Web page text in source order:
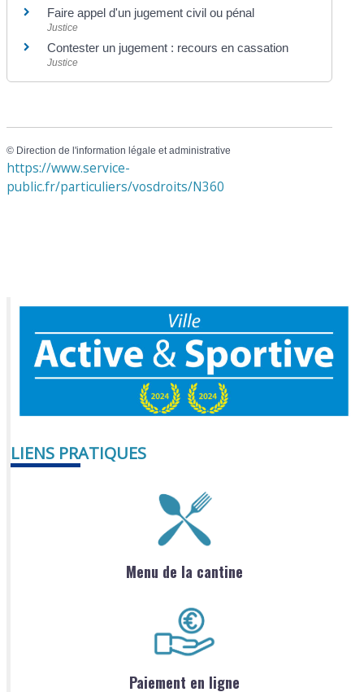
Faire appel d'un jugement civil ou pénal
Justice
Contester un jugement : recours en cassation
Justice
© Direction de l'information légale et administrative
https://www.service-
public.fr/particuliers/vosdroits/N360
LIENS PRATIQUES
Menu de la cantine
Paiement en ligne